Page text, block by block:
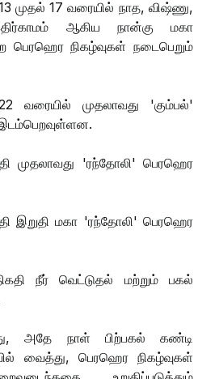
17 வரையில் நாத, விஷ்ணு,
ஆகிய நான்கு மகா
பெரஹெர நிகழ்வுகள் நடைபெறும்
வரையில் முதலாவது 'கும்பல்'
முதலாவது 'ரந்தோலி' பெரஹெர
இறுதி மகா 'ரந்தோலி' பெரஹெர
நீர் வெட்டுதல் மற்றும் பகல்
அதே நாள் பிற்பகல் கண்டி
வைத்து, பெரஹெர நிகழ்வுகள்